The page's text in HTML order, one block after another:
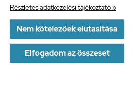
Részletes adatkezelési tájékoztató »
Nem kötelezőek elutasítása
Elfogadom az összeset
Letölthető termékek
Elérhetőségek
Vibi Kft.